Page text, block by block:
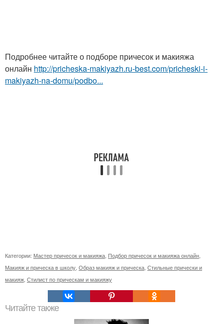
Подробнее читайте о подборе причесок и макияжа
онлайн http://pricheska-makiyazh.ru-best.com/pricheski-i-
makiyazh-na-domu/podbo...
Категории: Мастер причесок и макияжа Подбор причесок и макияжа онлайн
Макияж и прическа в школу Образ макияж и прическа Стильные прически и
макияж Стилист по прическам и макияжу
Читайте также